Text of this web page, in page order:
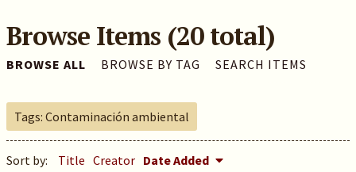
Browse Items (20 total)
BROWSE ALL BROWSE BY TAG SEARCH ITEMS
Tags: Contaminación ambiental
Sort by: Title Creator Date Added